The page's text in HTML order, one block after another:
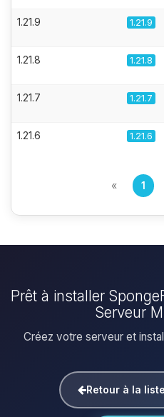
1.21.9 1.21.9
1.21.8 1.21.8
1.21.7 1.21.7
1.21.6 1.21.6
« 1
Prêt à installer
Serveur
Créez votre serveur et
Retour à la